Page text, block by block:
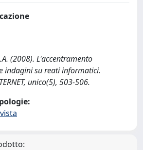
(2008). L'accentramento
indagini su reati informatici.
unico(5), 503-506.